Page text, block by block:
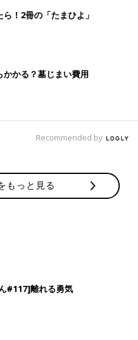
！2冊の「たまひよ」
かかる？墓じまい費用
Recommended by
もっと見る
#117]離れる勇気